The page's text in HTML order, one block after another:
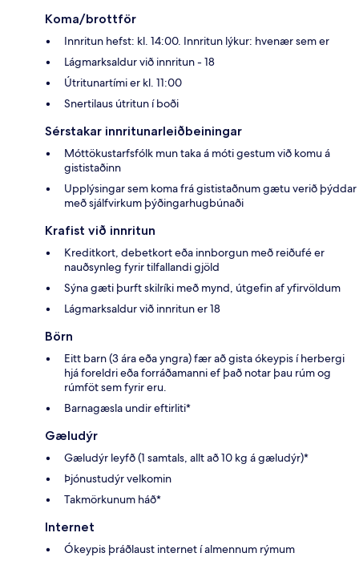
Koma/brottför
Innritun hefst: kl. 14:00. Innritun lýkur: hvenær sem er
Lágmarksaldur við innritun - 18
Útritunartími er kl. 11:00
Snertilaus útritun í boði
Sérstakar innritunarleiðbeiningar
Móttökustarfsfólk mun taka á móti gestum við komu á
gististaðinn
Upplýsingar sem koma frá gististaðnum gætu verið þýddar
með sjálfvirkum þýðingarhugbúnaði
Krafist við innritun
Kreditkort, debetkort eða innborgun með reiðufé er
nauðsynleg fyrir tilfallandi gjöld
Sýna gæti þurft skilríki með mynd, útgefin af yfirvöldum
Lágmarksaldur við innritun er 18
Börn
Eitt barn (3 ára eða yngra) fær að gista ókeypis í herbergi
hjá foreldri eða forráðamanni ef það notar þau rúm og
rúmföt sem fyrir eru.
Barnagæsla undir eftirliti*
Gæludýr
Gæludýr leyfð (1 samtals, allt að 10 kg á gæludýr)*
Þjónustudýr velkomin
Takmörkunum háð*
Internet
Ókeypis þráðlaust internet í almennum rýmum